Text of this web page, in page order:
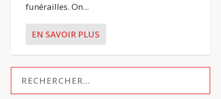
funérailles. On...
EN SAVOIR PLUS